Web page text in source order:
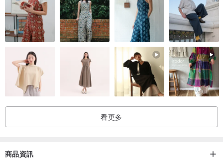
每一件作品都傾注了愛與關懷的手工製作。沒有兩件是完全相同的
——任何微小的差異僅是人手製作的痕跡。敬請細細品味！
看更多
商品資訊